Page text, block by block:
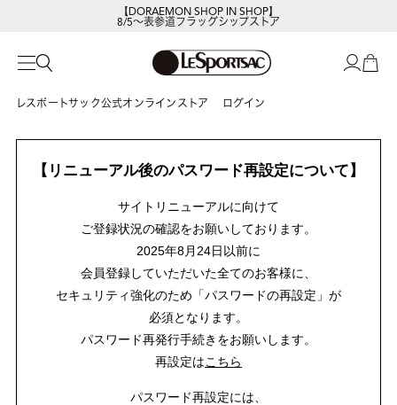
【DORAEMON SHOP IN SHOP】
8/5～表参道フラッグシップストア
レスポートサック公式オンラインストア ログイン
【リニューアル後のパスワード再設定について】
サイトリニューアルに向けて
ご登録状況の確認をお願いしております。
2025年8月24日以前に
会員登録していただいた全てのお客様に、
セキュリティ強化のため「パスワードの再設定」が
必須となります。
パスワード再発行手続きをお願いします。
再設定はこちら
パスワード再設定には、